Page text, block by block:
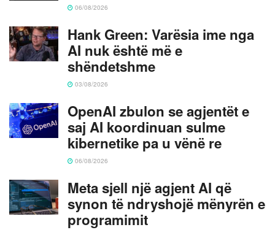
06/08/2026
Hank Green: Varësia ime nga
AI nuk është më e
shëndetshme
03/08/2026
OpenAI zbulon se agjentët e
saj AI koordinuan sulme
kibernetike pa u vënë re
06/08/2026
Meta sjell një agjent AI që
synon të ndryshojë mënyrën e
programimit